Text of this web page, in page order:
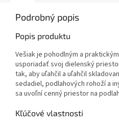
Podrobný popis
Popis produktu
Vešiak je pohodlným a
usporiadať svoj dielenský
tak, aby uľahčil a uľahčil
sedadiel, podlahových rohoží a
sa uvoľní cenný priestor na
Kľúčové vlastnosti